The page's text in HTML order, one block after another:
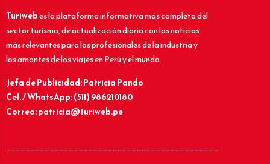
Turiwebes la plataforma informativa más completa del
sector turismo, de actualización diaria con las noticias
más relevantes para los profesionales de la industria y
los amantes de los viajes en Perú y el mundo.
Jefa de Publicidad: Patricia Pando
Cel. / WhatsApp: (511) 986210180
Correo: patricia@turiweb.pe
____________________________________________